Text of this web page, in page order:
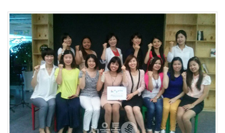
포
털
U
R
L
복
사
공
유
하
기
기
크
게
변
경
하
기
기
작
게
변
경
하
기